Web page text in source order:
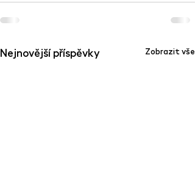
Nejnovější příspěvky Zobrazit vše